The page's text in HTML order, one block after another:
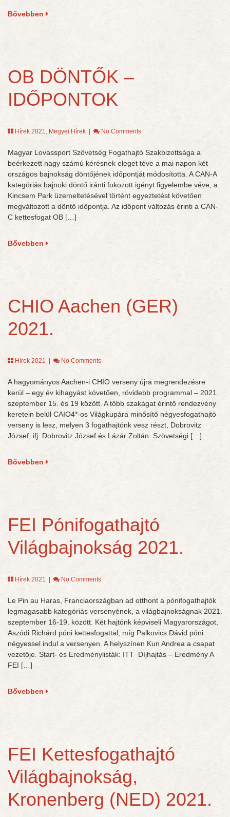
Bővebben
OB DÖNTŐK –
IDŐPONTOK
Hírek 2021, Megyei Hírek No Comments
Magyar Lovassport Szövetség Fogathajtó Szakbizottsága a
beérkezett nagy számú kérésnek eleget téve a mai napon két
országos bajnokság döntőjének időpontját módosította. A CAN-A
kategóriás bajnoki döntő iránti fokozott igényt figyelembe véve, a
Kincsem Park üzemeltetésével történt egyeztetést követően
megváltozott a döntő időpontja. Az időpont változás érinti a CAN-
C kettesfogat OB […]
Bővebben
CHIO Aachen (GER)
2021.
Hírek 2021 No Comments
A hagyományos Aachen-i CHIO verseny újra megrendezésre
kerül – egy év kihagyást követően, rövidebb programmal – 2021.
szeptember 15. és 19 között. A több szakágat érintő rendezvény
keretein belül CAIO4*-os Világkupára minősítő négyesfogathajtó
verseny is lesz, melyen 3 fogathajtónk vesz részt, Dobrovitz
József, ifj. Dobrovitz József és Lázár Zoltán. Szövetségi […]
Bővebben
FEI Pónifogathajtó
Világbajnokság 2021.
Hírek 2021 No Comments
Le Pin au Haras, Franciaországban ad otthont a pónifogathajtók
legmagasabb kategóriás versenyének, a világbajnokságnak 2021.
szeptember 16-19. között. Két hajtónk képviseli Magyarországot,
Aszódi Richárd póni kettesfogattal, míg Palkovics Dávid póni
négyessel indul a versenyen. A helyszínen Kun Andrea a csapat
vezetője. Start- és Eredménylisták: ITT Díjhajtás – Eredmény A
FEI […]
Bővebben
FEI Kettesfogathajtó
Világbajnokság,
Kronenberg (NED) 2021.